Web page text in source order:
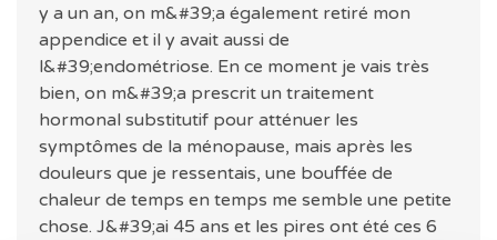
y a un an, on m&#39;a également retiré mon
appendice et il y avait aussi de
l&#39;endométriose. En ce moment je vais très
bien, on m&#39;a prescrit un traitement
hormonal substitutif pour atténuer les
symptômes de la ménopause, mais après les
douleurs que je ressentais, une bouffée de
chaleur de temps en temps me semble une petite
chose. J&#39;ai 45 ans et les pires ont été ces 6